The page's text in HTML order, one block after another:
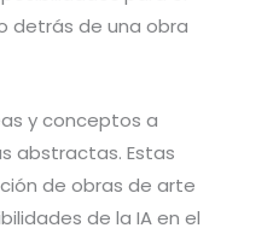
detrás de una obra
y conceptos a
abstractas. Estas
de obras de arte
de la IA en el